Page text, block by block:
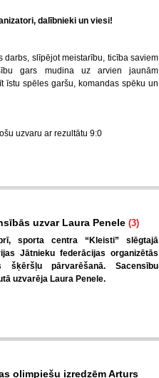
dalībnieki un viesi!
darbs, slīpējot meistarību, ticība saviem
gars mudina uz arvien jaunām
īstu spēles garšu, komandas spēku un
uzvaru ar rezultātu 9:0
uzvar Laura Penele (3)
sporta centra “Kleisti” slēgtajā
Jātnieku federācijas organizētās
šķēršļu pārvarēšanā. Sacensību
uzvarēja Laura Penele.
olimpiešu izredzēm Arturs